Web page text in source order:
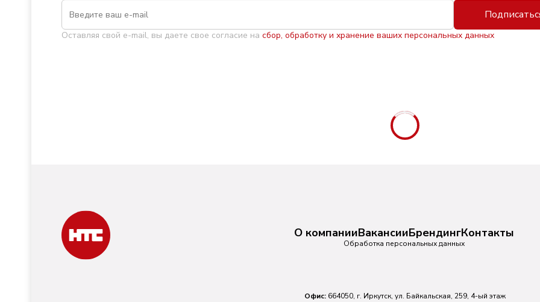
Оставляя свой e-mail, вы даете свое согласие на сбор, обработку и хранение ваших персональных данных
О компанииВакансииБрендингКонтакты
Обработка персональных данных
Офис: 664050, г. Иркутск, ул. Байкальская, 259, 4-ый этаж